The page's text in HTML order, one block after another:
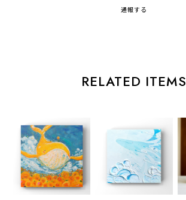
通報する
RELATED ITEMS